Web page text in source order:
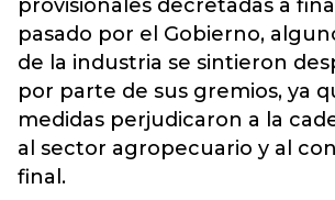
provisionales decretadas a
pasado por el Gobierno,
de la industria se sintieron
por parte de sus gremios, ya
medidas perjudicaron a la
al sector agropecuario y al
final.